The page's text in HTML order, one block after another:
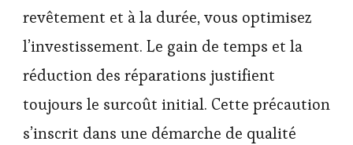
revêtement et à la durée, vous optimisez
l’investissement. Le gain de temps et la
réduction des réparations justifient
toujours le surcoût initial. Cette précaution
s’inscrit dans une démarche de qualité